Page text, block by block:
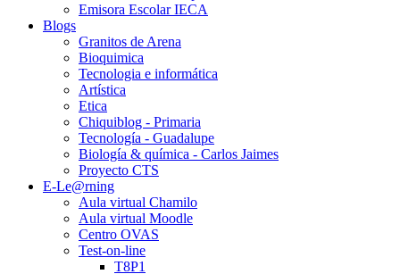
Emisora Escolar IECA
Blogs
Granitos de Arena
Bioquimica
Tecnologia e informática
Artística
Etica
Chiquiblog - Primaria
Tecnología - Guadalupe
Biología & química - Carlos Jaimes
Proyecto CTS
E-Le@rning
Aula virtual Chamilo
Aula virtual Moodle
Centro OVAS
Test-on-line
T8P1